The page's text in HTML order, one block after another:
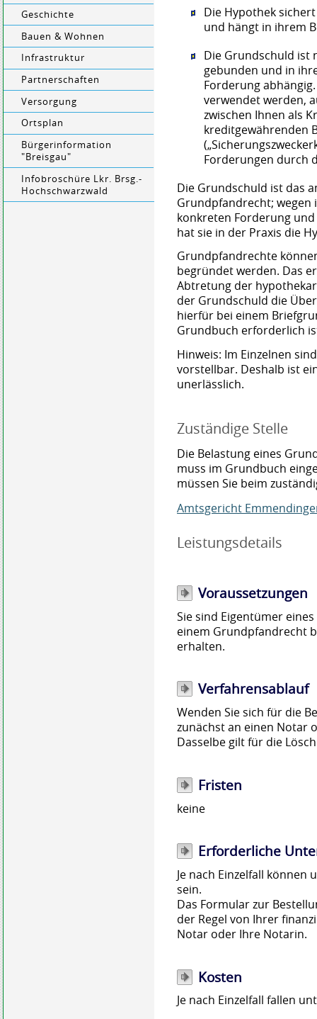
Geschichte
Bauen & Wohnen
Infrastruktur
Partnerschaften
Versorgung
Ortsplan
Bürgerinformation
"Breisgau"
Infobroschüre Lkr. Brsg.-
Hochschwarzwald
Die Hypothek
und hängt in ihrem
Die Grundschuld ist
gebunden und in
Forderung
verwendet werden,
zwischen Ihnen als
kreditgewährenden
Forderungen durch
Die Grundschuld ist das
Grundpfandrecht;
konkreten Forderung
hat sie in der Praxis die
Grundpfandrechte
begründet werden. Das
Abtretung der
der Grundschuld die
hierfür bei einem
Grundbuch erforderlich
Hinweis: Im Einzelnen
vorstellbar. Deshalb ist
unerlässlich.
Zuständige Stelle
Die Belastung eines
muss im Grundbuch
müssen Sie beim
Amtsgericht
Leistungsdetails
Voraussetzungen
Sie sind Eigentümer
einem Grundpfandrecht
erhalten.
Verfahrensablauf
Wenden Sie sich für die
zunächst an einen Notar
Dasselbe gilt für die
Fristen
keine
Erforderliche
Je nach Einzelfall
sein.
Das Formular zur
der Regel von Ihrer
Notar oder Ihre Notarin.
Kosten
Je nach Einzelfall fallen